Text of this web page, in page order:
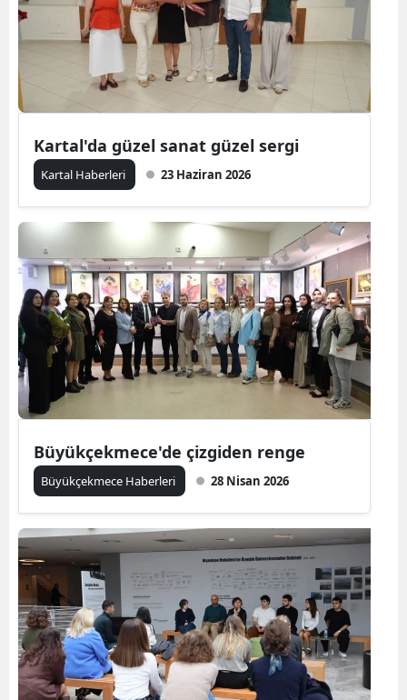
Kartal'da güzel sanat güzel sergi
Kartal Haberleri 23 Haziran 2026
Büyükçekmece'de çizgiden renge
Büyükçekmece Haberleri 28 Nisan 2026